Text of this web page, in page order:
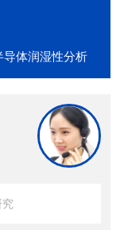
导体润湿性分析